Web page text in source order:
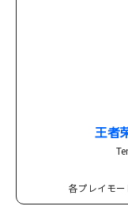
王者
各プレイモ